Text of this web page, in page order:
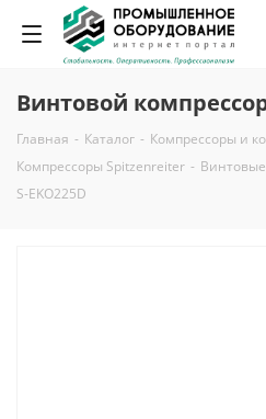
Винтовой компрессор
Главная - Каталог - Компрессоры и
Компрессоры Spitzenreiter - Винтовые
S-EKO225D